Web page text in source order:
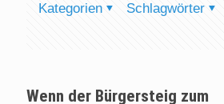
Kategorien Schlagwörter
Wenn der Bürgersteig zum